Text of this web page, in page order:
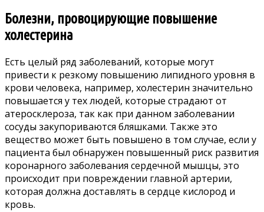
Болезни, провоцирующие повышение
холестерина
Есть целый ряд заболеваний, которые могут
привести к резкому повышению липидного уровня в
крови человека, например, холестерин значительно
повышается у тех людей, которые страдают от
атеросклероза, так как при данном заболевании
сосуды закупориваются бляшками. Также это
вещество может быть повышено в том случае, если у
пациента был обнаружен повышенный риск развития
коронарного заболевания сердечной мышцы, это
происходит при повреждении главной артерии,
которая должна доставлять в сердце кислород и
кровь.